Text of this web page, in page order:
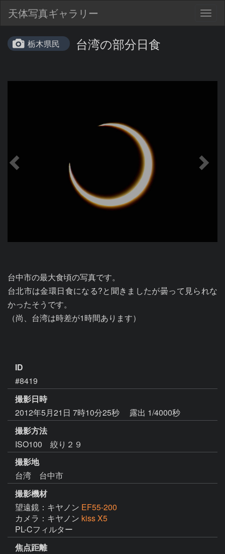
天体写真ギャラリー
栃木県民 台湾の部分日食
台中市の最大食頃の写真です。
台北市は金環日食になる?と聞きましたが曇って見られな
かったそうです。
（尚、台湾は時差が1時間あります）
ID
#8419
撮影日時
2012年5月21日 7時10分25秒
露出 1/4000秒
撮影方法
ISO100 絞り２９
撮影地
台湾 台中市
撮影機材
望遠鏡：キヤノン EF55-200
カメラ：キヤノン kiss X5
PL-Cフィルター
焦点距離